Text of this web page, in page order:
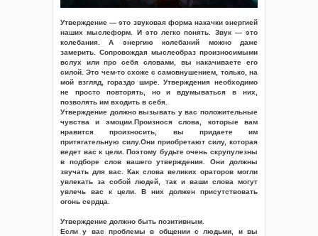
Утверждение — это звуковая форма накачки энергией
наших мыслеформ. И это легко понять. Звук — это
колебания. А энергию колебаний можно даже
замерить. Сопровождая мыслеобраз произносимыми
вслух или про себя словами, вы накачиваете его
силой. Это чем-то схоже с самовнушением, только, на
мой взгляд, гораздо шире. Утверждения необходимо
не просто повторять, но и вдумываться в них,
позволять им входить в себя.
Утверждение должно вызывать у вас положительные
чувства и эмоции.Произнося слова, которые вам
нравится произносить, вы придаете им
притягательную силу.Они приобретают силу, которая
ведет вас к цели. Поэтому будьте очень скрупулезны
в подборе слов вашего утверждения. Они должны
звучать для вас. Как слова великих ораторов могли
увлекать за собой людей, так и ваши слова могут
увлечь вас к цели. В них должен присутствовать
огонь сердца.
Утверждение должно быть позитивным.
Если у вас проблемы в общении с людьми, и вы